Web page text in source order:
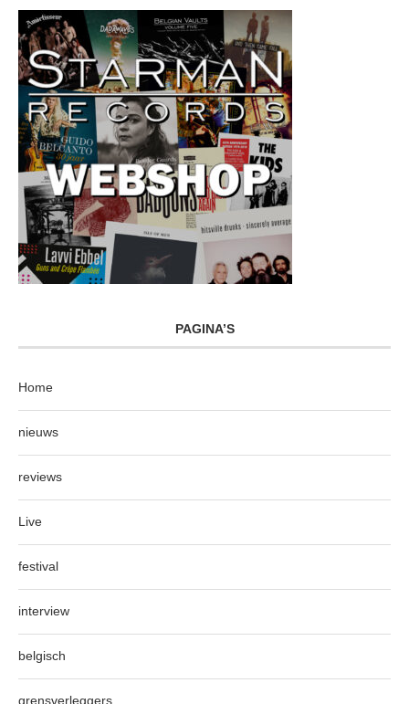
PAGINA’S
Home
nieuws
reviews
Live
festival
interview
belgisch
grensverleggers